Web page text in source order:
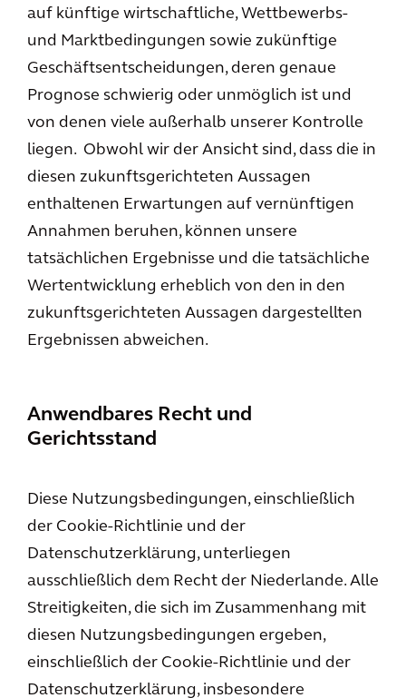
auf künftige wirtschaftliche, Wettbewerbs-
und Marktbedingungen sowie zukünftige
Geschäftsentscheidungen, deren genaue
Prognose schwierig oder unmöglich ist und
von denen viele außerhalb unserer Kontrolle
liegen. Obwohl wir der Ansicht sind, dass die in
diesen zukunftsgerichteten Aussagen
enthaltenen Erwartungen auf vernünftigen
Annahmen beruhen, können unsere
tatsächlichen Ergebnisse und die tatsächliche
Wertentwicklung erheblich von den in den
zukunftsgerichteten Aussagen dargestellten
Ergebnissen abweichen.
Anwendbares Recht und
Gerichtsstand
Diese Nutzungsbedingungen, einschließlich
der Cookie-Richtlinie und der
Datenschutzerklärung, unterliegen
ausschließlich dem Recht der Niederlande. Alle
Streitigkeiten, die sich im Zusammenhang mit
diesen Nutzungsbedingungen ergeben,
einschließlich der Cookie-Richtlinie und der
Datenschutzerklärung, insbesondere